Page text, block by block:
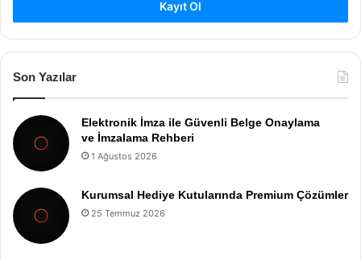
Kayıt Ol
Son Yazılar
Elektronik İmza ile Güvenli Belge Onaylama
ve İmzalama Rehberi
1 Ağustos 2026
Kurumsal Hediye Kutularında Premium Çözümler
25 Temmuz 2026